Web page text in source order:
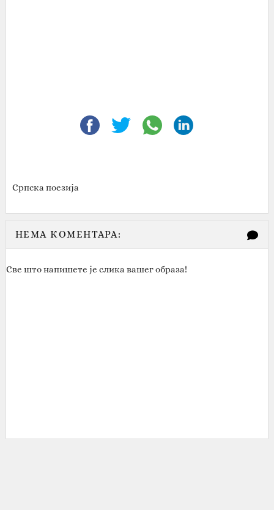
Српска поезија
НЕМА КОМЕНТАРА:
Све што напишете је слика вашег образа!